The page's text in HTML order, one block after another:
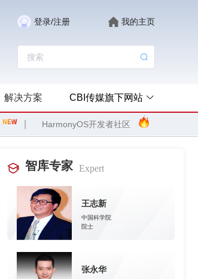
登录/注册 我的主页
解决方案 CBI传媒旗下网站
HarmonyOS开发者社区
智库专家 Expert
王志新
中国科学院
院士
张永华